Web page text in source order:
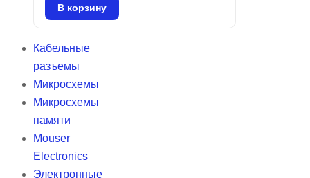
современных клиник, оснащен
технологиями настройки и
мобильность, удовлетворяя их
В корзину
Кабельные
разъемы
Микросхемы
Микросхемы
памяти
Mouser
Electronics
Электронные